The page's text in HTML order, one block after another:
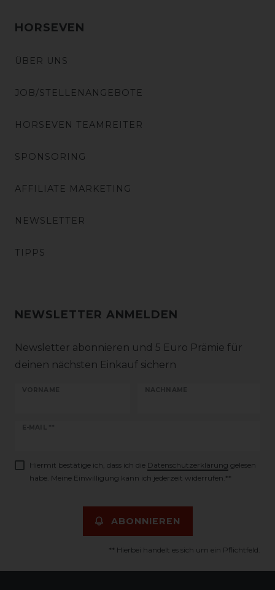
HORSEVEN
ÜBER UNS
JOB/STELLENANGEBOTE
HORSEVEN TEAMREITER
SPONSORING
AFFILIATE MARKETING
NEWSLETTER
TIPPS
NEWSLETTER ANMELDEN
Newsletter abonnieren und 5 Euro Prämie für
deinen nächsten Einkauf sichern
VORNAME NACHNAME
E-MAIL **
Newsletter
Hiermit bestätige ich, dass ich die Daten­schutz­erklärung gelesen
habe. Meine Einwilligung kann ich jederzeit widerrufen.**
ABONNIEREN
** Hierbei handelt es sich um ein Pflichtfeld.